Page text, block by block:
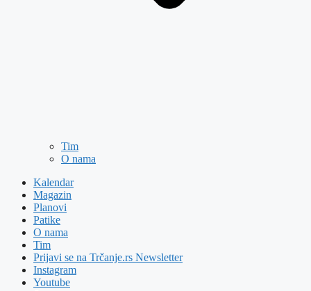
Tim
O nama
Kalendar
Magazin
Planovi
Patike
O nama
Tim
Prijavi se na Trčanje.rs Newsletter
Instagram
Youtube